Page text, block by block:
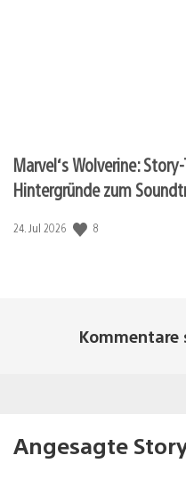
Marvel‘s Wolverine:
Hintergründe zum
Veröffentlichungsdatum:
24. Jul 2026 8
Kommentare
Angesagte